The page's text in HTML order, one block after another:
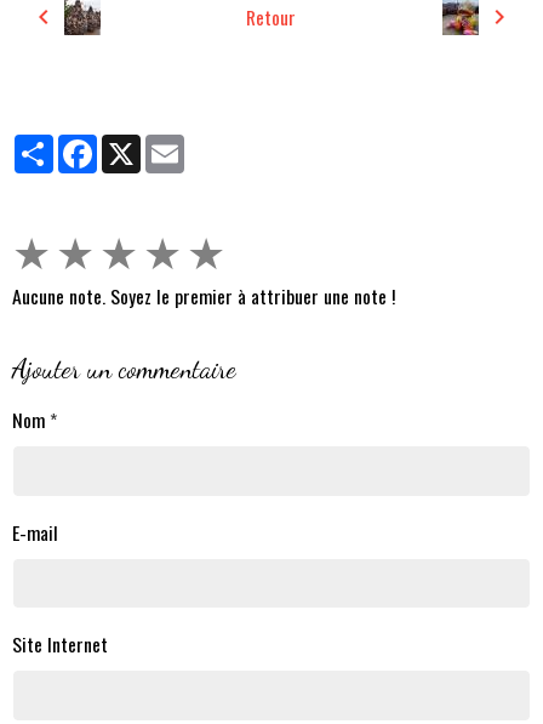
Retour
PartagerFacebook
X
★★★★★
Aucune note. Soyez le premier à attribuer une note !
Ajouter un commentaire
Nom
E-mail
Site Internet